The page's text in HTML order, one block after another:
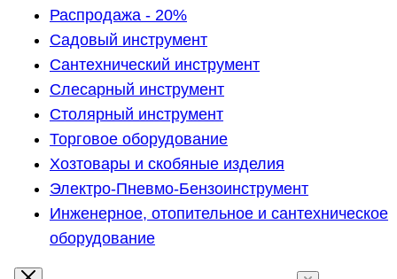
Распродажа - 20%
Садовый инструмент
Сантехнический инструмент
Слесарный инструмент
Столярный инструмент
Торговое оборудование
Хозтовары и скобяные изделия
Электро-Пневмо-Бензоинструмент
Инженерное, отопительное и сантехническое
оборудование